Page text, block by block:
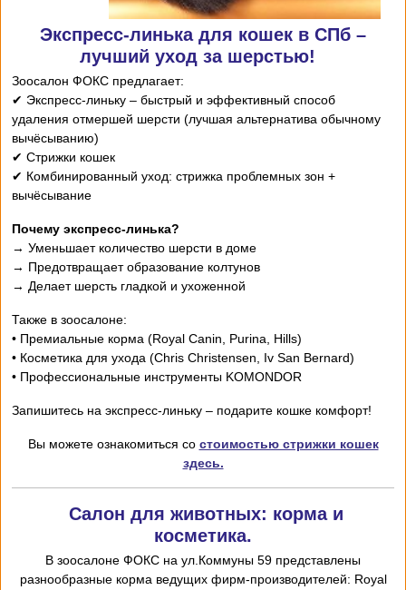
Экспресс-линька для кошек в СПб –
лучший уход за шерстью!
Зоосалон ФОКС предлагает:
✔ Экспресс-линьку – быстрый и эффективный способ
удаления отмершей шерсти (лучшая альтернатива обычному
вычёсыванию)
✔ Стрижки кошек
✔ Комбинированный уход: стрижка проблемных зон +
вычёсывание
Почему экспресс-линька?
→ Уменьшает количество шерсти в доме
→ Предотвращает образование колтунов
→ Делает шерсть гладкой и ухоженной
Также в зоосалоне:
• Премиальные корма (Royal Canin, Purina, Hills)
• Косметика для ухода (Chris Christensen, Iv San Bernard)
• Профессиональные инструменты KOMONDOR
Запишитесь на экспресс-линьку – подарите кошке комфорт!
Вы можете ознакомиться со стоимостью стрижки кошек
здесь.
Салон для животных: корма и
косметика.
В зоосалоне ФОКС на ул.Коммуны 59 представлены
разнообразные корма ведущих фирм-производителей: Royal